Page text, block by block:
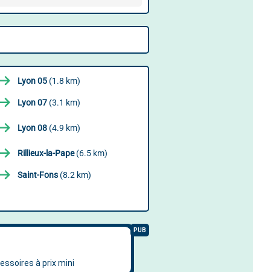
Lyon 05(1.8 km)
Lyon 07(3.1 km)
Lyon 08(4.9 km)
Rillieux-la-Pape(6.5 km)
Saint-Fons(8.2 km)